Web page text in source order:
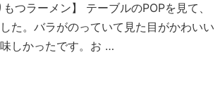
つラーメン】 テーブルのPOPを見て、
た。バラがのっていて見た目がかわいい
しかったです。お …